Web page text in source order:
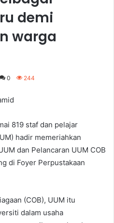
demi
warga
0 244
819 staf dan pelajar
hadir memeriahkan
dan Pelancaran UUM COB
di Foyer Perpustakaan
(COB), UUM itu
dalam usaha